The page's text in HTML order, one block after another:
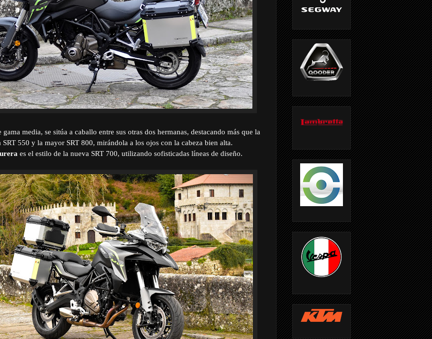
media, se sitúa a caballo entre sus otras dos hermanas, destacando más que la
SRT 550 y la mayor SRT 800, mirándola a los ojos con la cabeza bien alta.
es el estilo de la nueva SRT 700, utilizando sofisticadas líneas de diseño.